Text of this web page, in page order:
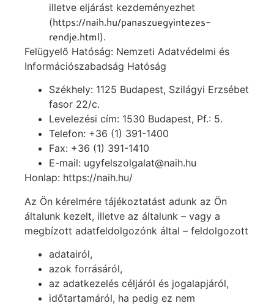
illetve eljárást kezdeményezhet
(https://naih.hu/panaszuegyintezes-
rendje.html).
Felügyelő Hatóság: Nemzeti Adatvédelmi és
Információszabadság Hatóság
Székhely: 1125 Budapest, Szilágyi Erzsébet
fasor 22/c.
Levelezési cím: 1530 Budapest, Pf.: 5.
Telefon: +36 (1) 391-1400
Fax: +36 (1) 391-1410
E-mail: ugyfelszolgalat@naih.hu
Honlap: https://naih.hu/
Az Ön kérelmére tájékoztatást adunk az Ön
általunk kezelt, illetve az általunk – vagy a
megbízott adatfeldolgozónk által – feldolgozott
adatairól,
azok forrásáról,
az adatkezelés céljáról és jogalapjáról,
időtartamáról, ha pedig ez nem